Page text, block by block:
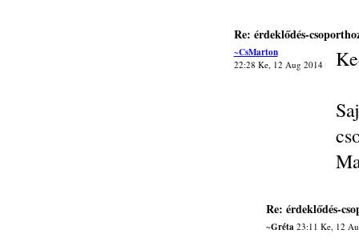
Re: érdeklődés-
~CsMarton
22:28 Ke, 12 Aug 2014
Re: érdeklődés-
~Gréta23:11 Ke, 12